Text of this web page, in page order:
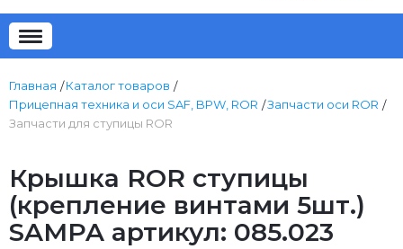
Главная
Каталог товаров
Прицепная техника и оси SAF, BPW, ROR
Запчасти оси ROR
Запчасти для ступицы ROR
Крышка ROR ступицы
(крепление винтами 5шт.)
SAMPA артикул: 085.023